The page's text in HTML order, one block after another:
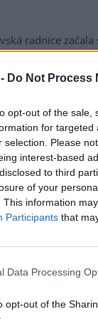
Do Not Process
opt-out of the
for
selection. Please
interest-based
to third
of your
This information
Participants that
Data Processing
opt-out of the
radnice začala
likvidací
který patří k
ve Slezské
kombinuje
výrobu nového
Škoda Auto
hlavním závodě v
sériovou
Jde o největší